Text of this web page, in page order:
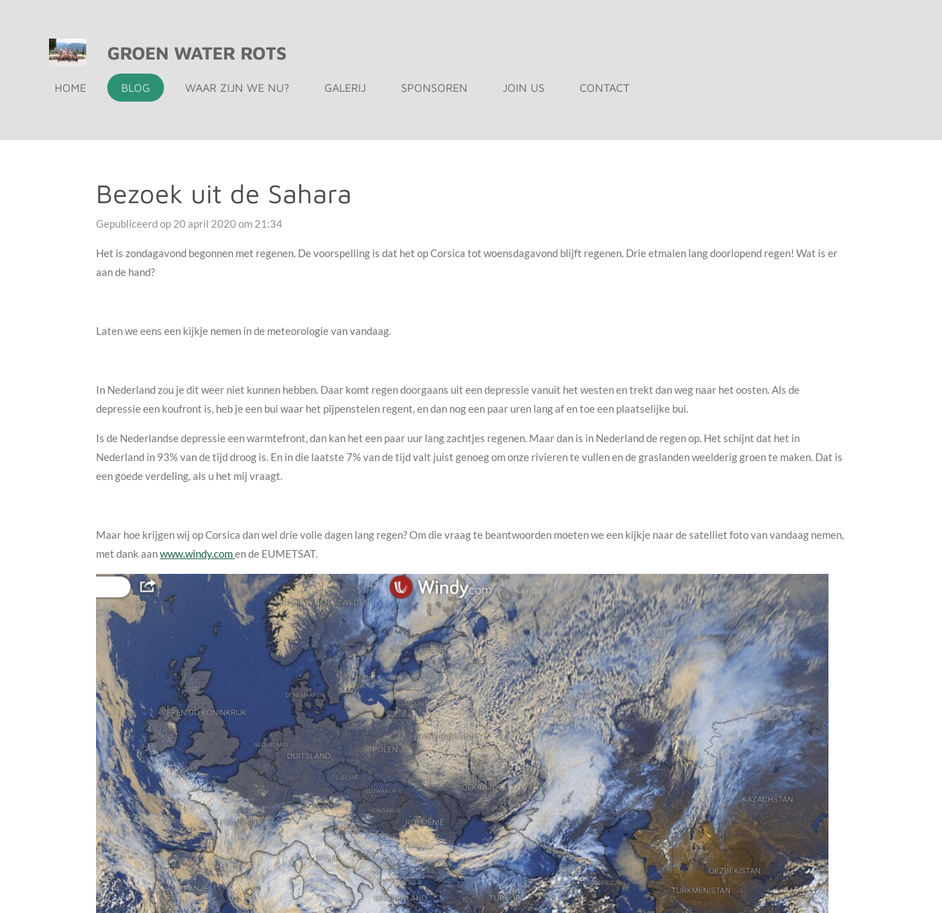
hoofdinhoud
GROEN WATER ROTS
HOME BLOG WAAR ZIJN WE NU? GALERIJ SPONSOREN JOIN US CONTACT
Bezoek uit de Sahara
Gepubliceerd op 20 april 2020 om 21:34
Het is zondagavond begonnen met regenen. De voorspelling is dat het op Corsica tot woensdagavond blijft regenen. Drie etmalen lang doorlopend regen! Wat is er
aan de hand?
Laten we eens een kijkje nemen in de meteorologie van vandaag.
In Nederland zou je dit weer niet kunnen hebben. Daar komt regen doorgaans uit een depressie vanuit het westen en trekt dan weg naar het oosten. Als de
depressie een koufront is, heb je een bui waar het pijpenstelen regent, en dan nog een paar uren lang af en toe een plaatselijke bui.
Is de Nederlandse depressie een warmtefront, dan kan het een paar uur lang zachtjes regenen. Maar dan is in Nederland de regen op. Het schijnt dat het in
Nederland in 93% van de tijd droog is. En in die laatste 7% van de tijd valt juist genoeg om onze rivieren te vullen en de graslanden weelderig groen te maken. Dat is
een goede verdeling, als u het mij vraagt.
Maar hoe krijgen wij op Corsica dan wel drie volle dagen lang regen? Om die vraag te beantwoorden moeten we een kijkje naar de satelliet foto van vandaag nemen,
met dank aanwww.windy.comen de EUMETSAT.